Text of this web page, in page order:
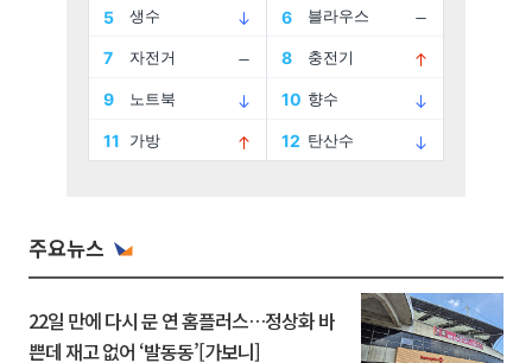
주요뉴스
22일 만에 다시 문 연 홈플러스…정상화 바
쁜데 재고 없어 ‘발동동’[가보니]